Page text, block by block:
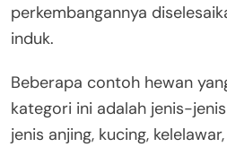
perkembangannya
induk.
Beberapa contoh hewan
kategori ini adalah jenis-
jenis anjing, kucing,